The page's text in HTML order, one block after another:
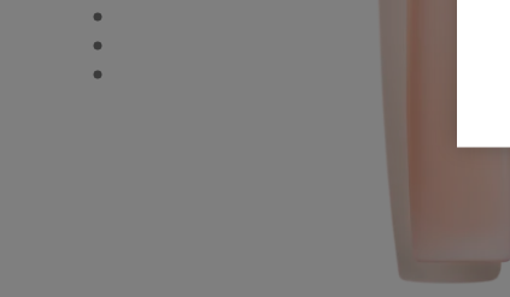
L'HUILE CAMÉLIA - Vista alternativa 3
L'HUILE CAMÉLIA - Vista alternativa 1
L'HUILE CAMÉLIA - Immagine basic texture